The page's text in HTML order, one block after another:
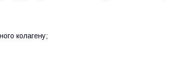
колагену;